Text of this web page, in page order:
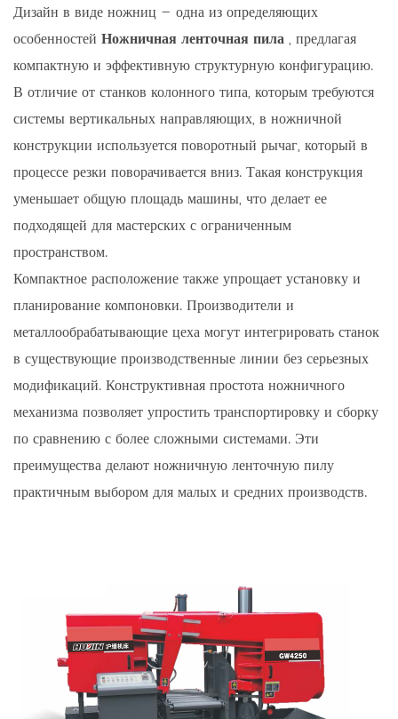
Дизайн в виде ножниц – одна из определяющих
особенностей Ножничная ленточная пила, предлагая
компактную и эффективную структурную конфигурацию.
В отличие от станков колонного типа, которым требуются
системы вертикальных направляющих, в ножничной
конструкции используется поворотный рычаг, который в
процессе резки поворачивается вниз. Такая конструкция
уменьшает общую площадь машины, что делает ее
подходящей для мастерских с ограниченным
пространством.
Компактное расположение также упрощает установку и
планирование компоновки. Производители и
металлообрабатывающие цеха могут интегрировать станок
в существующие производственные линии без серьезных
модификаций. Конструктивная простота ножничного
механизма позволяет упростить транспортировку и сборку
по сравнению с более сложными системами. Эти
преимущества делают ножничную ленточную пилу
практичным выбором для малых и средних производств.